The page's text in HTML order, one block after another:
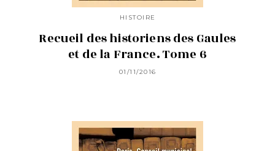
HISTOIRE
Recueil des historiens des Gaules
et de la France. Tome 6
01/11/2016